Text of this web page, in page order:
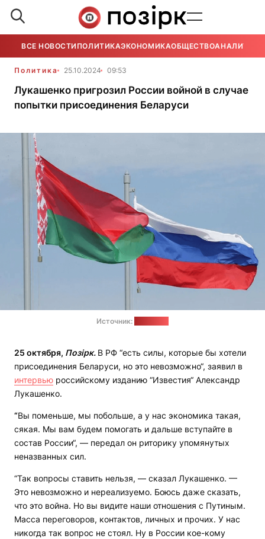
ВСЕ НОВОСТИ ПОЛИТИКАЭКОНОМИКАОБЩЕСТВОАНАЛИТИКА
Политика 25.10.2024 09:53
Лукашенко пригрозил России войной в случае
попытки присоединения Беларуси
Источник:
25 октября, Позірк. В РФ “есть силы, которые бы хотели
присоединения Беларуси, но это невозможно“, заявил в
интервью российскому изданию “Известия“ Александр
Лукашенко.
“Вы поменьше, мы побольше, а у нас экономика такая,
сякая. Мы вам будем помогать и дальше вступайте в
состав России“, — передал он риторику упомянутых
неназванных сил.
“Так вопросы ставить нельзя, — сказал Лукашенко. —
Это невозможно и нереализуемо. Боюсь даже сказать,
что это война. Но вы видите наши отношения с Путиным.
Масса переговоров, контактов, личных и прочих. У нас
никогда так вопрос не стоял. Ну в России кое-кому